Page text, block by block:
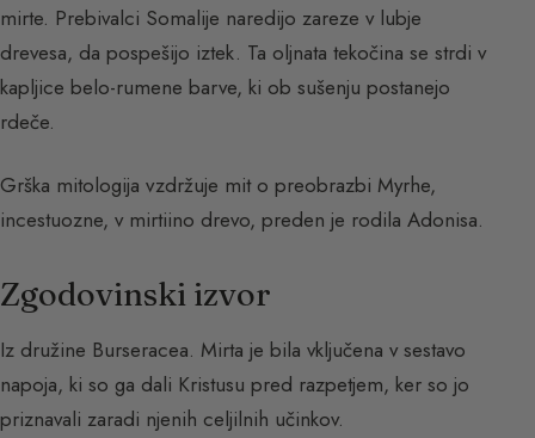
mirte. Prebivalci Somalije naredijo zareze v lubje
drevesa, da pospešijo iztek. Ta oljnata tekočina se strdi v
kapljice belo-rumene barve, ki ob sušenju postanejo
rdeče.
Grška mitologija vzdržuje mit o preobrazbi Myrhe,
incestuozne, v mirtiino drevo, preden je rodila Adonisa.
Zgodovinski izvor
Iz družine Burseracea. Mirta je bila vključena v sestavo
napoja, ki so ga dali Kristusu pred razpetjem, ker so jo
priznavali zaradi njenih celjilnih učinkov.